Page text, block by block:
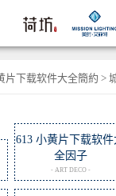
片下载软件大全簡約 >
613 小黄片下载软件
全因子
- ART DECO -